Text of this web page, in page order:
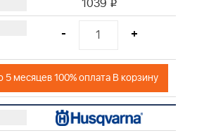
1039 i
- +
5 месяцев 100% оплата В корзину